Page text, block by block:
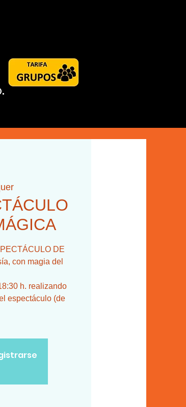
DE
con magia del
h. realizando
espectáculo (de